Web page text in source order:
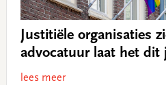
Justitiële organisaties
advocatuur laat het dit
lees meer